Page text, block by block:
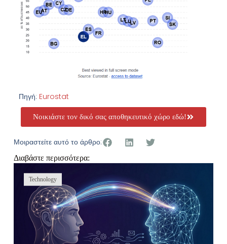
Πηγή: Eurostat
Νοικιάστε τον δικό σας αποθηκευτικό χώρο εδώ!
Μοιραστείτε αυτό το άρθρο:
Διαβάστε περισσότερα:
Technology